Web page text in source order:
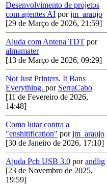
Desenvolvimento de projetos
com agentes AI porjm_araujo
[29 de Março de 2026, 21:59]
Ajuda com Antena TDT por
almamater
[13 de Março de 2026, 09:29]
Not Just Printers. It Bans
Everything. por SerraCabo
[11 de Fevereiro de 2026,
14:48]
Como lutar contra a
"enshitification" porjm_araujo
[30 de Janeiro de 2026, 17:10]
Ajuda Pcb USB 3.0 porandlig
[23 de Novembro de 2025,
19:59]